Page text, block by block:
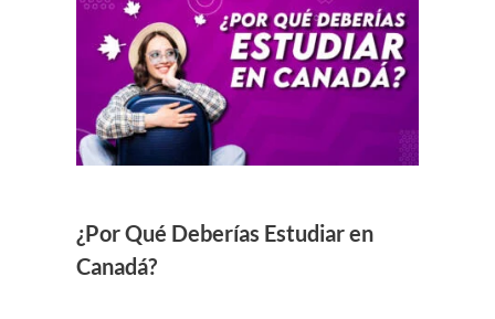
¿Por Qué Deberías Estudiar en
Canadá?